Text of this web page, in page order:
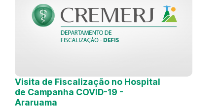
Visita de Fiscalização no Hospital
de Campanha COVID-19 -
Araruama